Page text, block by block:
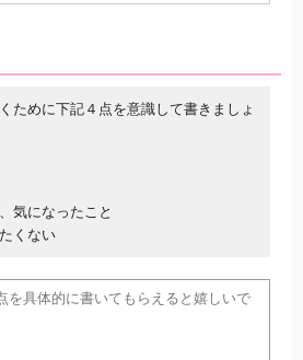
ために下記４点を意識して書きましょ
気になったこと
くない